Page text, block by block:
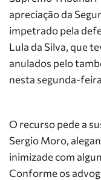
apreciação da
impetrado pela
Lula da Silva, que
anulados pelo
nesta segunda-
O recurso pede a
Sergio Moro,
inimizade com
Conforme os